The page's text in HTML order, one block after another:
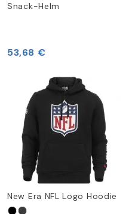
Snack-Helm
53,68 €
New Era NFL Logo Hoodie